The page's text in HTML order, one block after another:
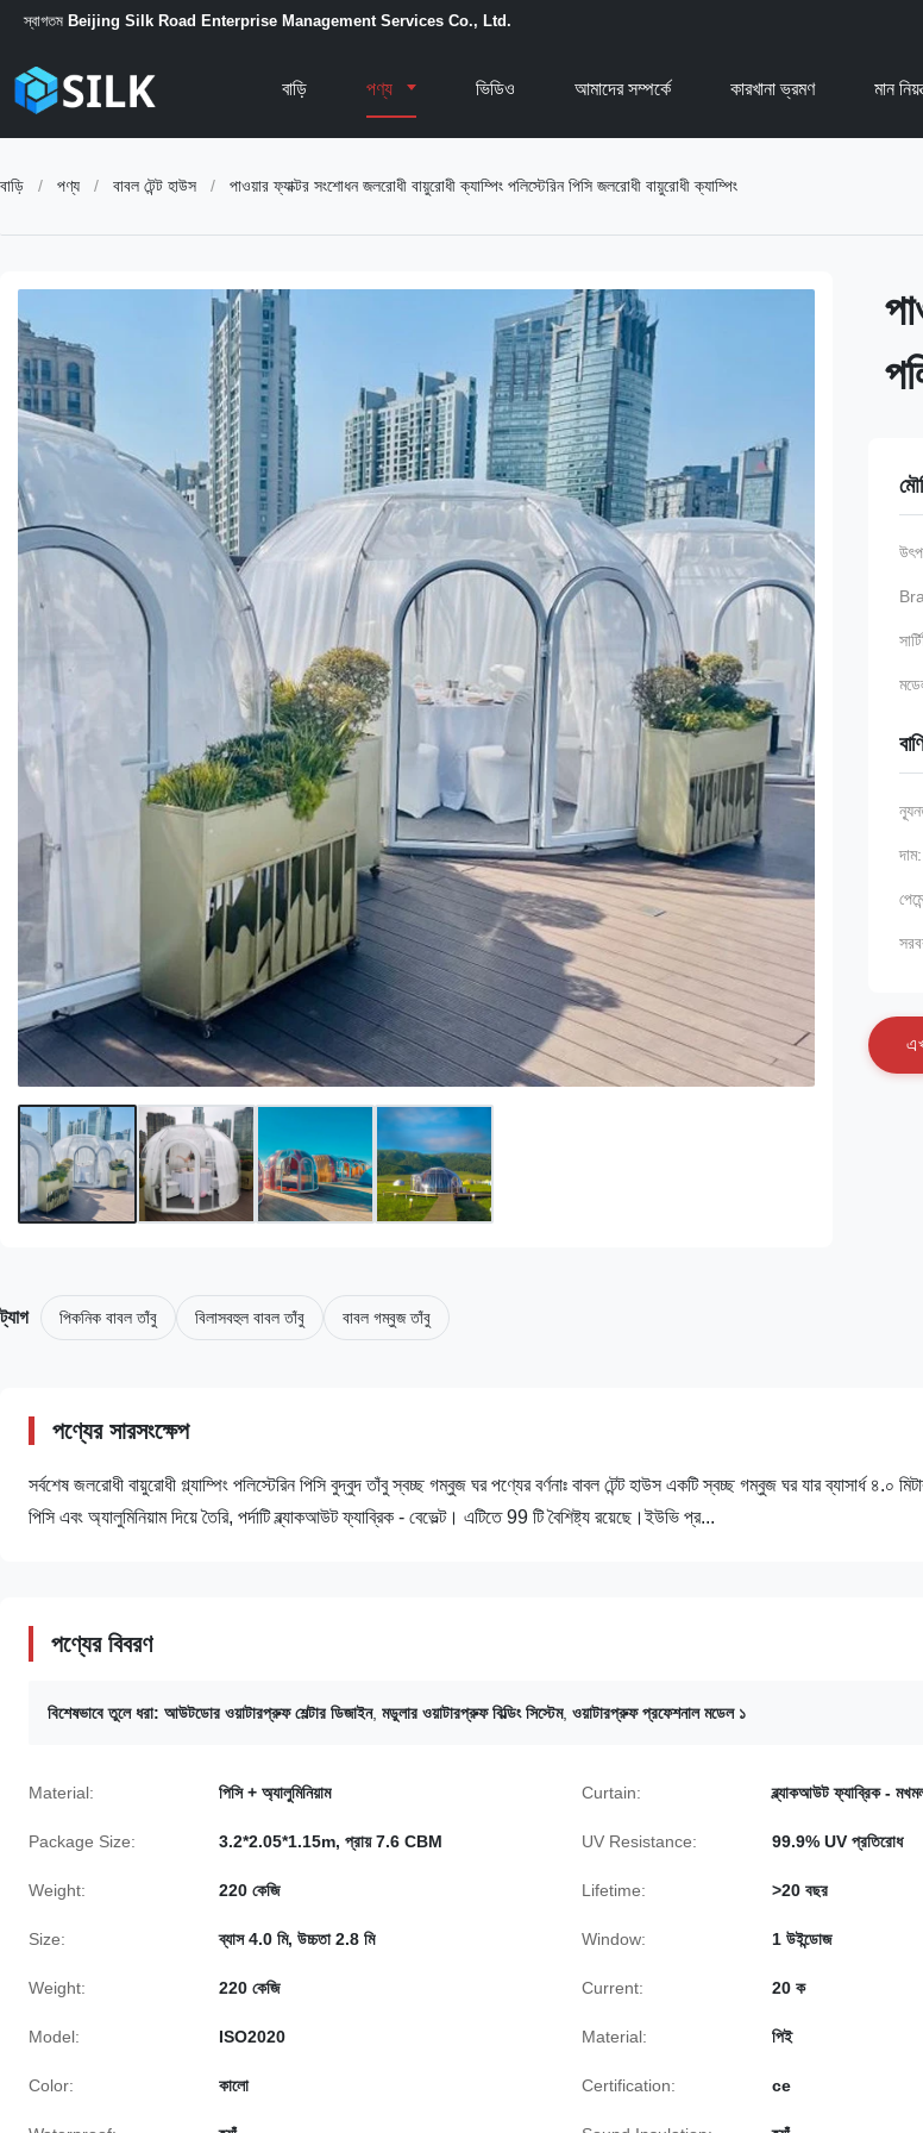
স্বাগতম Beijing Silk Road Enterprise Management Services Co., Ltd.
বাড়ি পণ্য ভিডিও আমাদের সম্পর্কে কারখানা ভ্রমণ মান
বাড়ি / পণ্য / বাবল টেন্ট হাউস / পাওয়ার ফ্যাক্টর সংশোধন জলরোধী বায়ুরোধী ক্যাম্পিং পলিস্টেরিন পিসি জলরোধী বায়ুরোধী ক্যাম্পিং
দাম:
এ
ট্যাগ পিকনিক বাবল তাঁবু বিলাসবহুল বাবল তাঁবু বাবল গম্বুজ তাঁবু
পণ্যের সারসংক্ষেপ
সর্বশেষ জলরোধী বায়ুরোধী গ্ল্যাম্পিং পলিস্টেরিন পিসি বুদ্বুদ তাঁবু স্বচ্ছ গম্বুজ ঘর পণ্যের বর্ণনাঃ বাবল টেন্ট হাউস একটি স্বচ্ছ গম্বুজ ঘর যার ব্যাসার্ধ ৪.০
পিসি এবং অ্যালুমিনিয়াম দিয়ে তৈরি, পর্দাটি ব্ল্যাকআউট ফ্যাব্রিক - বেভেল্ট। এটিতে 99 টি বৈশিষ্ট্য রয়েছে।ইউভি প্র...
পণ্যের বিবরণ
বিশেষভাবে তুলে ধরা: আউটডোর ওয়াটারপ্রুফ শেল্টার ডিজাইন, মডুলার ওয়াটারপ্রুফ বিল্ডিং সিস্টেম, ওয়াটারপ্রুফ প্রফেশনাল মডেল ১
Material: পিসি + অ্যালুমিনিয়াম Curtain: ব্ল্যাকআউট ফ্যাব্রিক -
Package Size: 3.2*2.05*1.15m, প্রায় 7.6 CBM UV Resistance: 99.9% UV প্রতিরোধ
Weight: 220 কেজি Lifetime: >20 বছর
Size: ব্যাস 4.0 মি, উচ্চতা 2.8 মি Window: 1 উইন্ডোজ
Weight: 220 কেজি Current: 20 ক
Model: ISO2020 Material: পিই
Color: কালো Certification: ce